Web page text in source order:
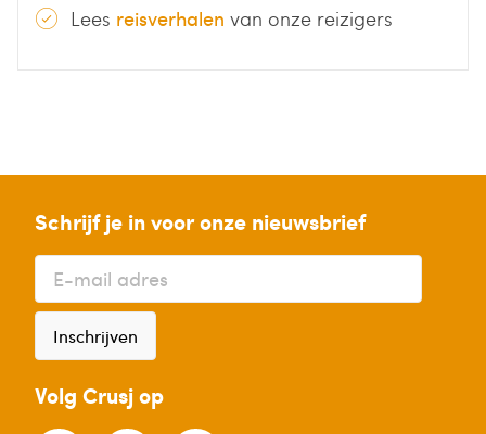
Lees reisverhalen van onze reizigers
Schrijf je in voor onze nieuwsbrief
Inschrijven
Volg Crusj op